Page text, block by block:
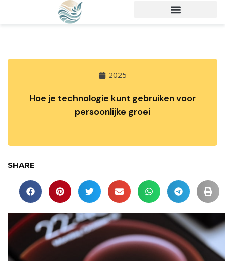
2025
Hoe je technologie kunt gebruiken voor
persoonlijke groei
SHARE